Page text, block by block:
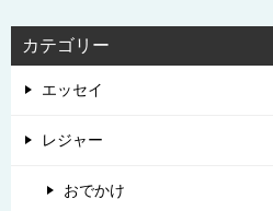
カテゴリー
エッセイ
レジャー
おでかけ